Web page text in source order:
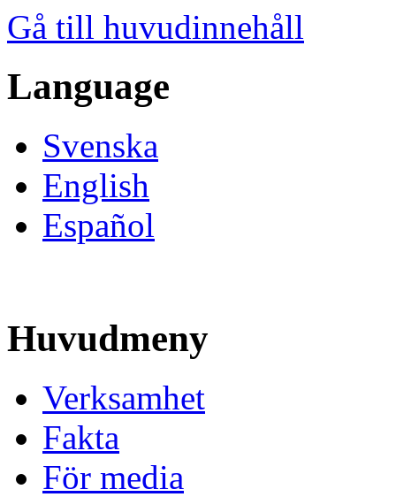
Gå till huvudinnehåll
Language
Svenska
English
Español
Huvudmeny
Verksamhet
Fakta
För media